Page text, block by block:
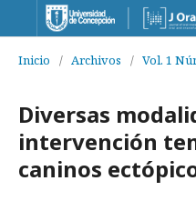
Inicio / Archivos / Vol. 1
Diversas
intervención
caninos